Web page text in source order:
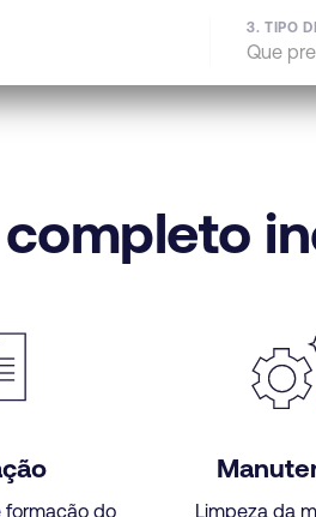
3. TIPO
Que
formação do
Limpeza da